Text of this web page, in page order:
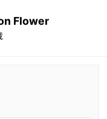
Flower